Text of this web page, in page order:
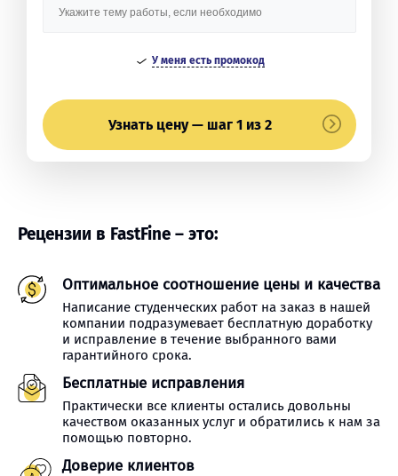
У меня есть промокод
Узнать цену — шаг 1 из 2
Рецензии в FastFine – это:
Оптимальное соотношение цены и качества
Написание студенческих работ на заказ в нашей
компании подразумевает бесплатную доработку
и исправление в течение выбранного вами
гарантийного срока.
Бесплатные исправления
Практически все клиенты остались довольны
качеством оказанных услуг и обратились к нам за
помощью повторно.
Доверие клиентов